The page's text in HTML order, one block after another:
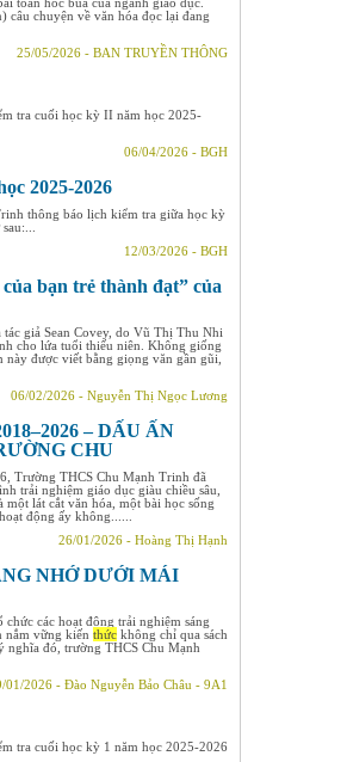
chuyện về văn hóa đọc lại đang
25/05/2026 - BAN TRUYỀN THÔNG
tra cuối học kỳ II năm học 2025-
06/04/2026 - BGH
2025-2026
thông báo lịch kiểm tra giữa học kỳ
12/03/2026 - BGH
bạn trẻ thành đạt” của
tác giả Sean Covey, do Vũ Thị Thu Nhi
cho lứa tuổi thiếu niên. Không giống
được viết bằng giọng văn gần gũi,
06/02/2026 - Nguyễn Thị Ngọc Lương
– DẤU ẤN
CHU
Trường THCS Chu Mạnh Trinh đã
trải nghiệm giáo dục giàu chiều sâu,
lát cắt văn hóa, một bài học sống
động ấy không......
26/01/2026 - Hoàng Thị Hạnh
NHỚ DƯỚI MÁI
các hoạt động trải nghiệm sáng
nắm vững kiến thức không chỉ qua sách
nghĩa đó, trường THCS Chu Mạnh
01/2026 - Đào Nguyễn Bảo Châu - 9A1
tra cuối học kỳ 1 năm học 2025-2026